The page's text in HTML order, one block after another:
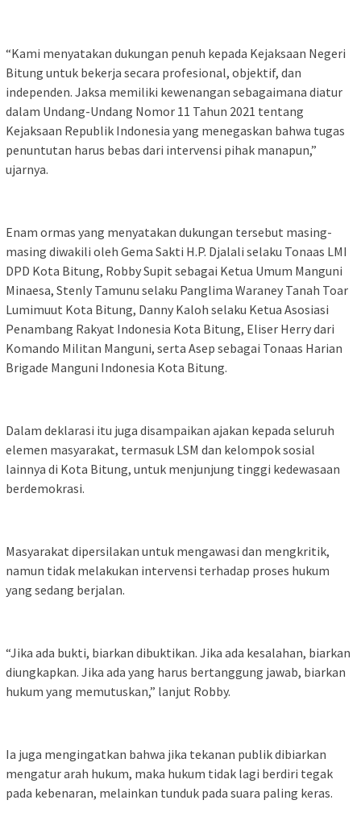
“Kami menyatakan dukungan penuh kepada Kejaksaan Negeri
Bitung untuk bekerja secara profesional, objektif, dan
independen. Jaksa memiliki kewenangan sebagaimana diatur
dalam Undang-Undang Nomor 11 Tahun 2021 tentang
Kejaksaan Republik Indonesia yang menegaskan bahwa tugas
penuntutan harus bebas dari intervensi pihak manapun,”
ujarnya.
Enam ormas yang menyatakan dukungan tersebut masing-
masing diwakili oleh Gema Sakti H.P. Djalali selaku Tonaas LMI
DPD Kota Bitung, Robby Supit sebagai Ketua Umum Manguni
Minaesa, Stenly Tamunu selaku Panglima Waraney Tanah Toar
Lumimuut Kota Bitung, Danny Kaloh selaku Ketua Asosiasi
Penambang Rakyat Indonesia Kota Bitung, Eliser Herry dari
Komando Militan Manguni, serta Asep sebagai Tonaas Harian
Brigade Manguni Indonesia Kota Bitung.
Dalam deklarasi itu juga disampaikan ajakan kepada seluruh
elemen masyarakat, termasuk LSM dan kelompok sosial
lainnya di Kota Bitung, untuk menjunjung tinggi kedewasaan
berdemokrasi.
Masyarakat dipersilakan untuk mengawasi dan mengkritik,
namun tidak melakukan intervensi terhadap proses hukum
yang sedang berjalan.
“Jika ada bukti, biarkan dibuktikan. Jika ada kesalahan, biarkan
diungkapkan. Jika ada yang harus bertanggung jawab, biarkan
hukum yang memutuskan,” lanjut Robby.
Ia juga mengingatkan bahwa jika tekanan publik dibiarkan
mengatur arah hukum, maka hukum tidak lagi berdiri tegak
pada kebenaran, melainkan tunduk pada suara paling keras.